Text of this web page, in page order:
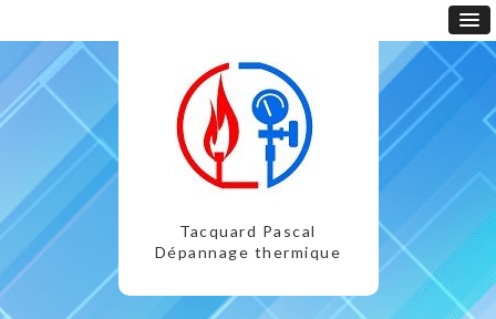
Tacquard Pascal
Dépannage thermique